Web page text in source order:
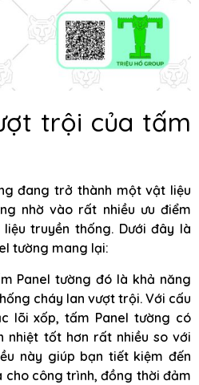
trội của tấm
đang trở thành một vật liệu
nhờ vào rất nhiều ưu điểm
truyền thống. Dưới đây là
tường mang lại:
Panel tường đó là khả năng
cháy lan vượt trội. Với cấu
lõi xốp, tấm Panel tường có
nhiệt tốt hơn rất nhiều so với
này giúp bạn tiết kiệm đến
cho công trình, đồng thời đảm